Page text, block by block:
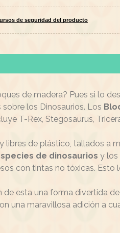
de seguridad del producto
de madera? Pues si lo
los Dinosaurios. Los
T-Rex, Stegosaurus,
y libres de plástico, tallados a
de dinosaurios y los
con tintas no tóxicas. Esto
de esta una forma divertida
una maravillosa adición a